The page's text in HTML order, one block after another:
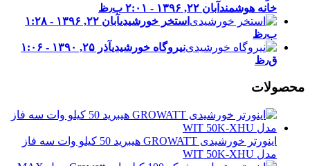
خانه هوشمند آبان ۲۲, ۱۳۹۶ - ۲:۰۱ ب٫ظ
استخر خورشیدی
آبان ۲۲, ۱۳۹۶ - ۱:۲۸
ب٫ظ
نیروگاه خورشیدی
آذر ۲۵, ۱۳۹۰ - ۱:۰۶
ق٫ظ
محصولات
اینورتر خورشیدی GROWATT هیبرید 50 کیلو وات سه فاز
مدل WIT 50K-XHU